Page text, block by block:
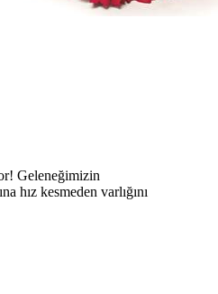
Geleneğimizin
hız kesmeden varlığını